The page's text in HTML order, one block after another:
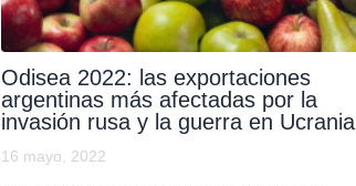
Odisea 2022: las exportaciones
argentinas más afectadas por la
invasión rusa y la guerra en Ucrania
16 mayo, 2022